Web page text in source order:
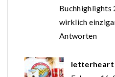
Buchhighlights
wirklich
Antworten
letterheart